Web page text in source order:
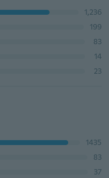
1,236
199
83
14
23
1435
83
37